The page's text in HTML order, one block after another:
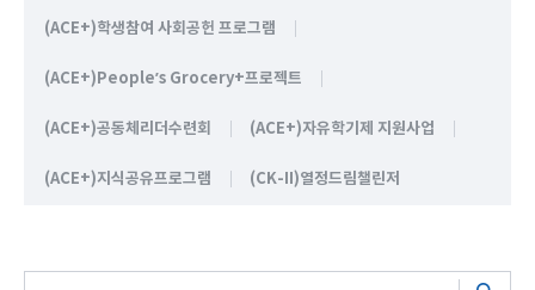
(ACE+)학생참여 사회공헌 프로그램
(ACE+)People’s Grocery+프로젝트
(ACE+)공동체리더수련회 (ACE+)자유학기제 지원사업
(ACE+)지식공유프로그램 (CK-II)열정드림챌린저